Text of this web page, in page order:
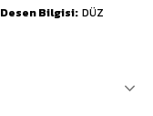
Desen Bilgisi DÜZ